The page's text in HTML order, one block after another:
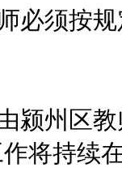
须按规
州区教
将持续